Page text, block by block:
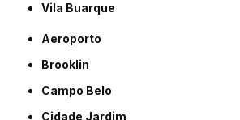
Vila Buarque
Aeroporto
Brooklin
Campo Belo
Cidade Jardim